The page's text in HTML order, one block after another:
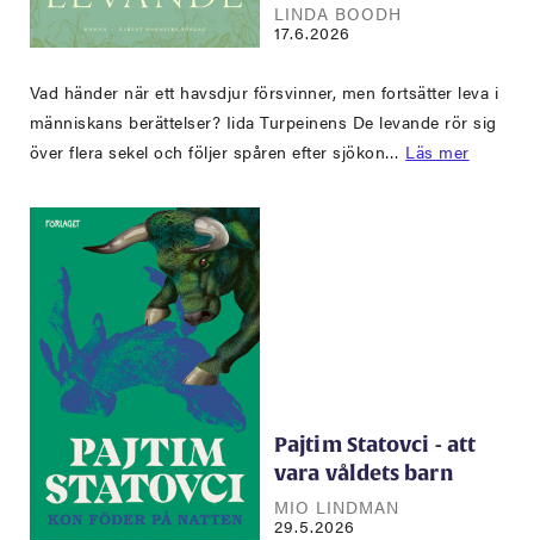
LINDA BOODH
17.6.2026
Vad händer när ett havsdjur försvinner, men fortsätter leva i
människans berättelser? Iida Turpeinens De levande rör sig
över flera sekel och följer spåren efter sjökon… Läs mer
Pajtim Statovci - att
vara våldets barn
MIO LINDMAN
29.5.2026